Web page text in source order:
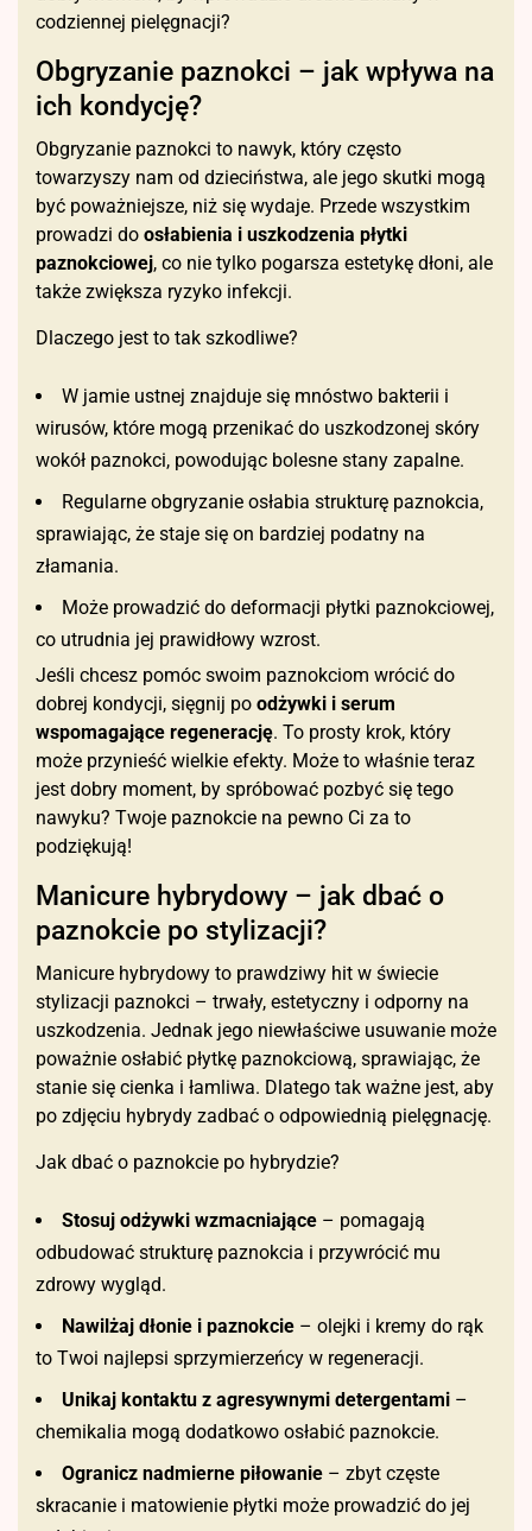
codziennej pielęgnacji?
Obgryzanie paznokci – jak wpływa na
ich kondycję?
Obgryzanie paznokci to nawyk, który często
towarzyszy nam od dzieciństwa, ale jego skutki mogą
być poważniejsze, niż się wydaje. Przede wszystkim
prowadzi do osłabienia i uszkodzenia płytki
paznokciowej, co nie tylko pogarsza estetykę dłoni, ale
także zwiększa ryzyko infekcji.
Dlaczego jest to tak szkodliwe?
W jamie ustnej znajduje się mnóstwo bakterii i
wirusów, które mogą przenikać do uszkodzonej skóry
wokół paznokci, powodując bolesne stany zapalne.
Regularne obgryzanie osłabia strukturę paznokcia,
sprawiając, że staje się on bardziej podatny na
złamania.
Może prowadzić do deformacji płytki paznokciowej,
co utrudnia jej prawidłowy wzrost.
Jeśli chcesz pomóc swoim paznokciom wrócić do
dobrej kondycji, sięgnij po odżywki i serum
wspomagające regenerację. To prosty krok, który
może przynieść wielkie efekty. Może to właśnie teraz
jest dobry moment, by spróbować pozbyć się tego
nawyku? Twoje paznokcie na pewno Ci za to
podziękują!
Manicure hybrydowy – jak dbać o
paznokcie po stylizacji?
Manicure hybrydowy to prawdziwy hit w świecie
stylizacji paznokci – trwały, estetyczny i odporny na
uszkodzenia. Jednak jego niewłaściwe usuwanie może
poważnie osłabić płytkę paznokciową, sprawiając, że
stanie się cienka i łamliwa. Dlatego tak ważne jest, aby
po zdjęciu hybrydy zadbać o odpowiednią pielęgnację.
Jak dbać o paznokcie po hybrydzie?
Stosuj odżywki wzmacniające – pomagają
odbudować strukturę paznokcia i przywrócić mu
zdrowy wygląd.
Nawilżaj dłonie i paznokcie – olejki i kremy do rąk
to Twoi najlepsi sprzymierzeńcy w regeneracji.
Unikaj kontaktu z agresywnymi detergentami –
chemikalia mogą dodatkowo osłabić paznokcie.
Ogranicz nadmierne piłowanie – zbyt częste
skracanie i matowienie płytki może prowadzić do jej